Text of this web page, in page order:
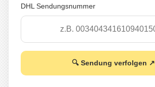
DHL Sendungsnummer
🔍 Sendung verfolgen ↗